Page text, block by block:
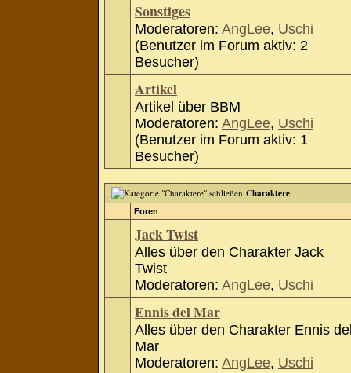
Sonstiges
Moderatoren: AngLee, Uschi
(Benutzer im Forum aktiv: 2
Besucher)
Artikel
Artikel über BBM
Moderatoren: AngLee, Uschi
(Benutzer im Forum aktiv: 1
Besucher)
Charaktere
Foren
Jack Twist
Alles über den Charakter Jack
Twist
Moderatoren: AngLee, Uschi
Ennis del Mar
Alles über den Charakter Ennis
Mar
Moderatoren: AngLee, Uschi